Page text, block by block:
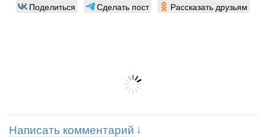
Поделиться Сделать пост Рассказать друзьям
Написать комментарий